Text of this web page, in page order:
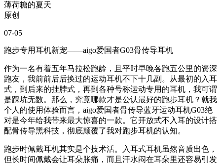
薄荷糖的夏天
原创
07-05
跑步专用耳机新宠——aigo爱国者G03骨传导耳机
作为一名有着五年马拉松跑龄，且平时早晚各跑五公里的资深
跑友，我前前后后换过的运动耳机不下十几副。从最初的入耳
式，到后来的挂脖式，再到各种号称运动专用的耳机，我可谓
是踩坑无数。那么，究竟哪款才是公认最好的跑步耳机？就我
个人的使用体验而言，aigo爱国者骨传导蓝牙运动耳机G03绝
对是今年给我带来最大惊喜的一款。它开放式不入耳的设计搭
配骨传导黑科技，彻底颠覆了我对跑步耳机的认知。
跑步时佩戴耳机其实是个技术活。入耳式耳机虽然音质出色，
但长时间佩戴会让耳朵胀痛，而且汗水闷在耳朵里还容易引发